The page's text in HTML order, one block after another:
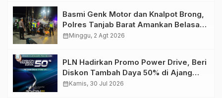
Basmi Genk Motor dan Knalpot Brong,
Polres Tanjab Barat Amankan Belasan
Kendaraan
calendar_monthMinggu, 2 Agt 2026
PLN Hadirkan Promo Power Drive, Beri
Diskon Tambah Daya 50% di Ajang
GIIAS 2026
calendar_monthKamis, 30 Jul 2026